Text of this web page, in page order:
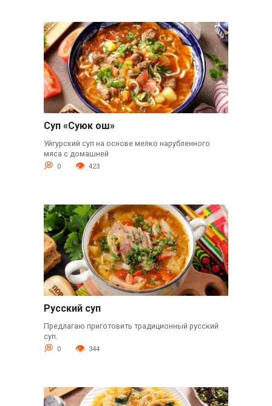
Суп «Суюк ош»
Уйгурский суп на основе мелко нарубленного
мяса с домашней
0 423
Русский суп
Предлагаю приготовить традиционный русский
суп.
0 344